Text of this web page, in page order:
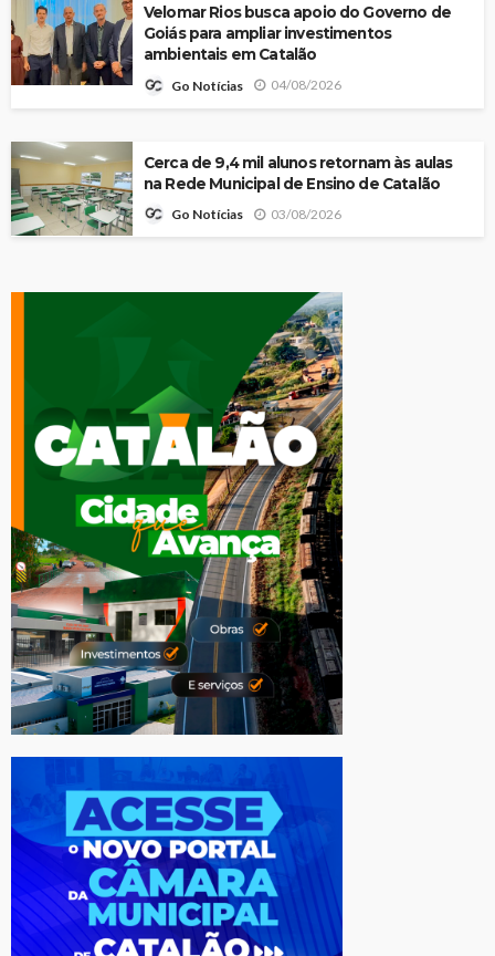
Velomar Rios busca apoio do Governo de
Goiás para ampliar investimentos
ambientais em Catalão
Go Notícias 04/08/2026
Cerca de 9,4 mil alunos retornam às aulas
na Rede Municipal de Ensino de Catalão
Go Notícias 03/08/2026